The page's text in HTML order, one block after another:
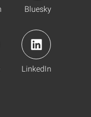
Bluesky
LinkedIn